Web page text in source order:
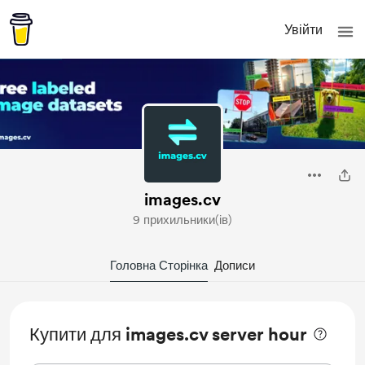
Увійти
images.cv
9 прихильники(ів)
Головна Сторінка Дописи
Купити для images.cv server hour